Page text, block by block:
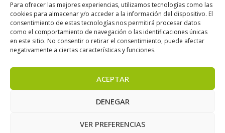
Para ofrecer las mejores experiencias, utilizamos tecnologías como las
cookies para almacenar y/o acceder a la información del dispositivo. El
consentimiento de estas tecnologías nos permitirá procesar datos
como el comportamiento de navegación o las identificaciones únicas
en este sitio. No consentir o retirar el consentimiento, puede afectar
negativamente a ciertas características y funciones.
ACEPTAR
DENEGAR
VER PREFERENCIAS
SÍGUENOS EN
REDES SOCIALES
© 2026 CONAMA — Todos los derechos reservados.
Powered by Varadero Software Factory S.L.